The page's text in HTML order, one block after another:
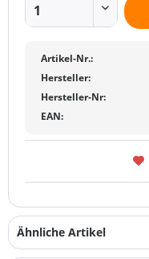
Artikel-Nr.:
Hersteller:
Hersteller-Nr:
EAN:
Ähnliche Artikel